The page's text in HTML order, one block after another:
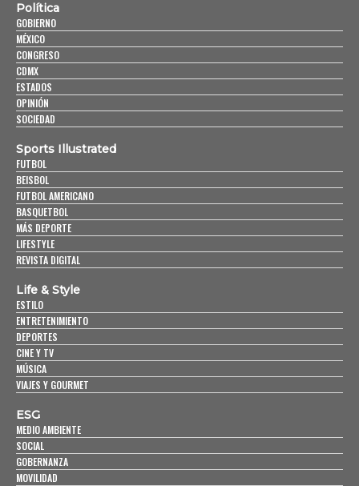
Política
GOBIERNO
MÉXICO
CONGRESO
CDMX
ESTADOS
OPINIÓN
SOCIEDAD
Sports Illustrated
FUTBOL
BEISBOL
FUTBOL AMERICANO
BASQUETBOL
MÁS DEPORTE
LIFESTYLE
REVISTA DIGITAL
Life & Style
ESTILO
ENTRETENIMIENTO
DEPORTES
CINE Y TV
MÚSICA
VIAJES Y GOURMET
ESG
MEDIO AMBIENTE
SOCIAL
GOBERNANZA
MOVILIDAD